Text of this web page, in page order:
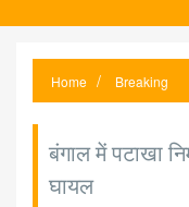
Home Breaking
बंगाल में पटाखा
घायल